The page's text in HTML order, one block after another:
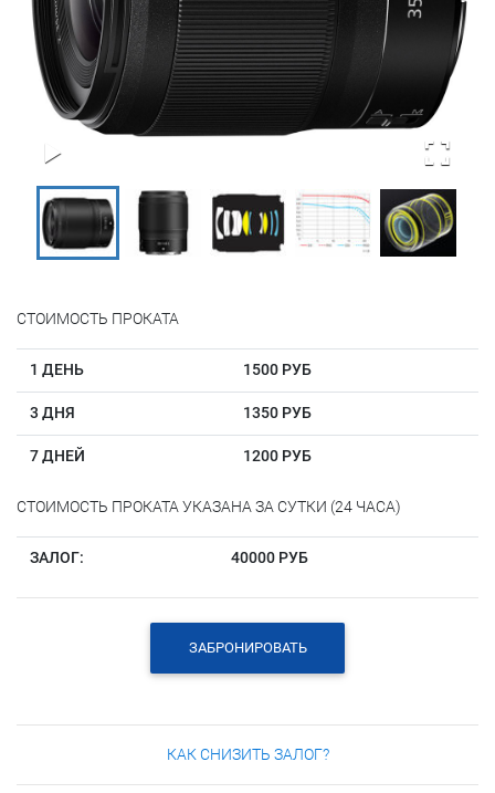
СТОИМОСТЬ ПРОКАТА
1 ДЕНЬ 1500 РУБ
3 ДНЯ 1350 РУБ
7 ДНЕЙ 1200 РУБ
СТОИМОСТЬ ПРОКАТА УКАЗАНА ЗА СУТКИ (24 ЧАСА)
ЗАЛОГ: 40000 РУБ
ЗАБРОНИРОВАТЬ
КАК СНИЗИТЬ ЗАЛОГ?